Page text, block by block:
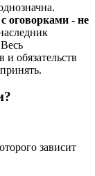
оговорками - не
обязательств
зависит